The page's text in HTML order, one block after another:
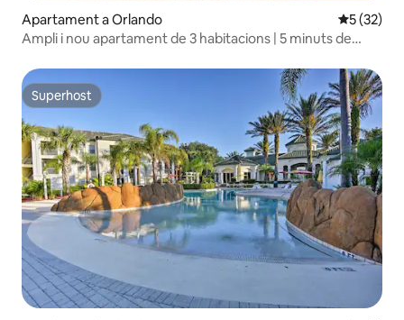
Apartament a Orlando 5 de
5 (32)
Ampli i nou apartament de 3 habitacions | 5 minuts de
Superhost
Superhost